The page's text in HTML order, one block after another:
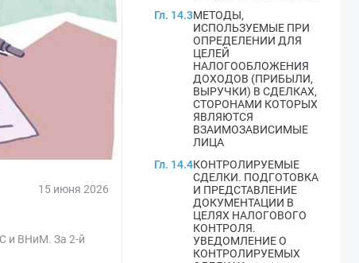
15 июня 2026
и ВНиМ. За 2-й
Гл. 14.3МЕТОДЫ,
ИСПОЛЬЗУЕМЫЕ ПРИ
ОПРЕДЕЛЕНИИ ДЛЯ
ЦЕЛЕЙ
НАЛОГООБЛОЖЕНИЯ
ДОХОДОВ (ПРИБЫЛИ,
ВЫРУЧКИ) В СДЕЛКАХ,
СТОРОНАМИ КОТОРЫХ
ЯВЛЯЮТСЯ
ВЗАИМОЗАВИСИМЫЕ
ЛИЦА
Гл. 14.4КОНТРОЛИРУЕМЫЕ
СДЕЛКИ. ПОДГОТОВКА
И ПРЕДСТАВЛЕНИЕ
ДОКУМЕНТАЦИИ В
ЦЕЛЯХ НАЛОГОВОГО
КОНТРОЛЯ.
УВЕДОМЛЕНИЕ О
КОНТРОЛИРУЕМЫХ